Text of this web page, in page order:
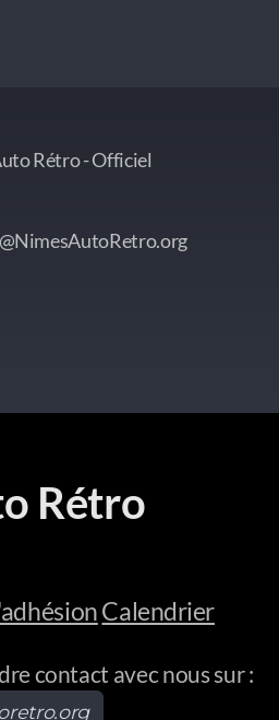
Rétro - Officiel
Rétro
Calendrier
contact avec nous sur :